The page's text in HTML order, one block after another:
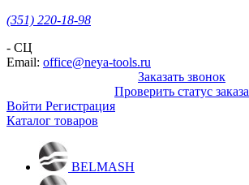
(351) 220-18-98
- СЦ
Email: office@neya-tools.ru
Заказать звонок
Проверить статус заказа
Войти Регистрация
Каталог товаров
BELMASH